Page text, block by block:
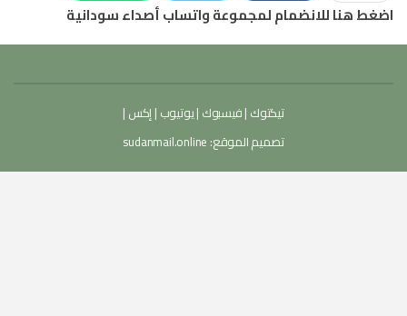
اضغط هنا للانضمام لمجموعة واتساب أصداء سودانية
تيكتوك |فيسبوك |يوتيوب | إكس |
تصميم الموقع: sudanmail.online